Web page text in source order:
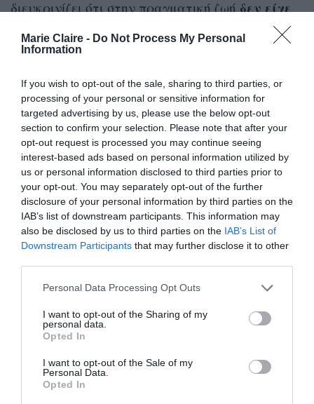
Marie Claire - Do Not Process My Personal
Information
If you wish to opt-out of the sale, sharing to third parties, or
processing of your personal or sensitive information for
targeted advertising by us, please use the below opt-out
section to confirm your selection. Please note that after your
opt-out request is processed you may continue seeing
interest-based ads based on personal information utilized by
us or personal information disclosed to third parties prior to
your opt-out. You may separately opt-out of the further
disclosure of your personal information by third parties on the
IAB’s list of downstream participants. This information may
also be disclosed by us to third parties on the IAB’s List of
Downstream Participants that may further disclose it to other
Personal Data Processing Opt Outs
I want to opt-out of the Sharing of my
personal data.
Opted In
I want to opt-out of the Sale of my
Personal Data.
Opted In
διευκρινίζει ότι στην πραγματική ζωήδενείχε
με τον χαρακτήρα του meme της,
τηνOverly Attached Girlfriend. Δεν κατάφερνε
βίντεο όπου τον υποδυόταν που της έφερναν τα
περισσότερα views.
Καθώς οενθουσιασμόςγια το Overly Attached
Girlfriend άρχισε ναξεφουσκώνει, η ψυχική
υγεία της δοκιμάστηκε. Άρχισε να αισθάνεται
αμφιβολίες για τις επιδόσεις της ως
YouTuberενώ απομακρυνόταν από το γεγονός
που είχε απογειώσει τη φήμη της.
Έφτασα σε σημείο το YouTube να μη με
εκφράζει πια. Υπερανέλυα τα πάντα. Κάθε
φορά που προσπαθούσα να γυρίσω ένα βίντεο,
ότι αντιμετώπιζα ψυχικές δυσκολίες
, αν
περνάς δύσκολα και δεν αποδίδεις στη δουλειά